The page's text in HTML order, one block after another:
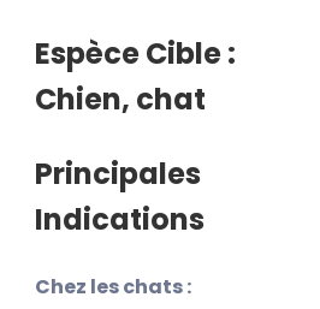
Espèce Cible :
Chien, chat
Principales
Indications
Chez les chats :